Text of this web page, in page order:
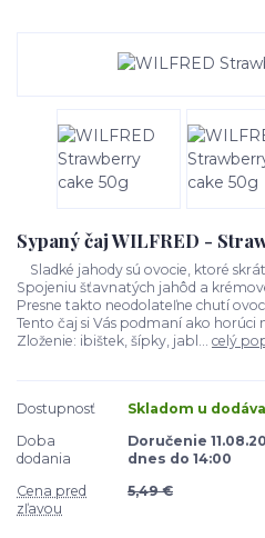
Sypaný čaj WILFRED -
Sladké jahody sú ovocie, ktoré
Spojeniu šťavnatých jahôd a
Presne takto neodolateľne chutí
Tento čaj si Vás podmaní ako
Zloženie: ibištek, šípky, jabl... celý
Dostupnosť
Skladom u
Doba
dodania
Doručenie
dnes do 14:00
Cena pred
zľavou
5,49 €